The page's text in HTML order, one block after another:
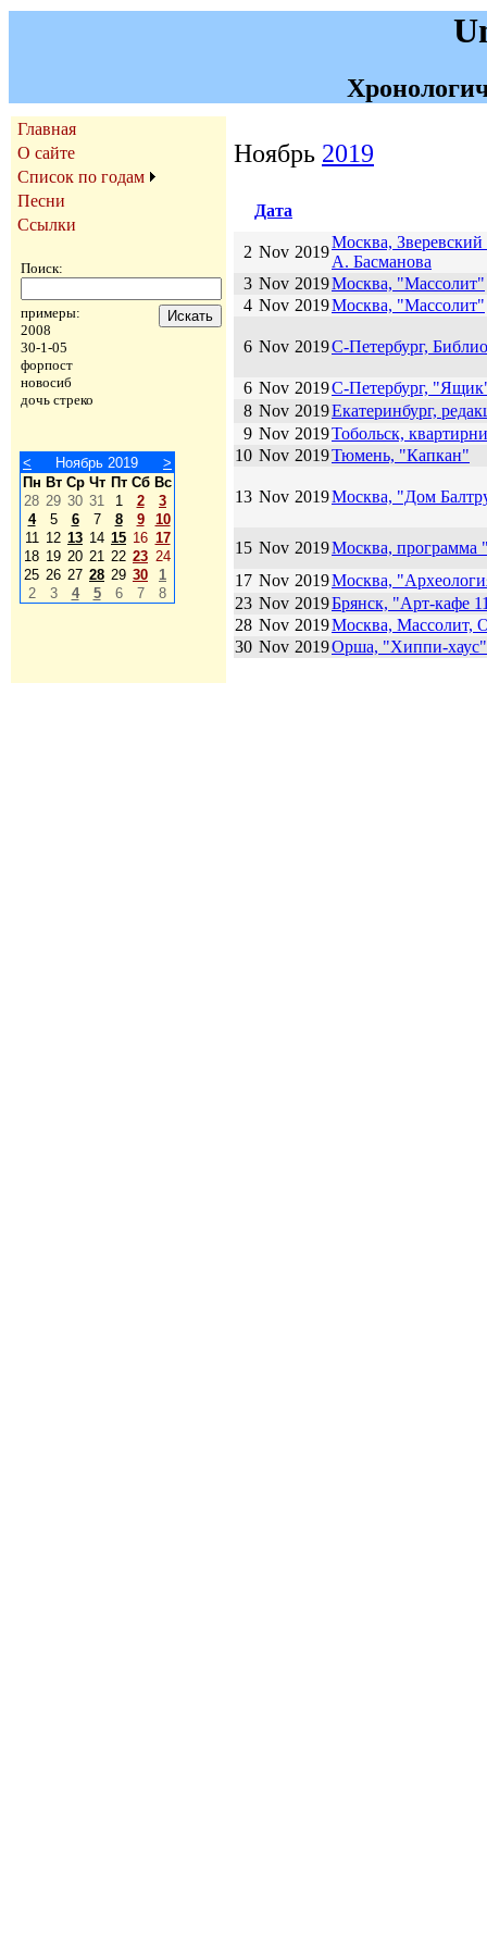
Главная
О сайте
Список по годам
Песни
Ссылки
Поиск:
примеры:
2008
30-1-05
форпост
новосиб
дочь стреко
< Ноябрь 2019
>
Пн Вт Ср Чт Пт Сб Вс
28 29 30 31 1 2
3
4
5 6 7 8 9
10
11 12 13 14 15 16 17
18 19 20 21 22 23 24
25 26 27 28 29 30
1
2
3 4 5 6 7 8
Ноябрь 2019
Дата
2 Nov 2019
Москва,
А. Басманова
3 Nov 2019Москва, "Массолит"
4 Nov 2019Москва, "Массолит"
6 Nov 2019С-Петербург,
6 Nov 2019С-Петербург,
8 Nov 2019Екатеринбург,
9 Nov 2019Тобольск,
10 Nov 2019Тюмень, "Капкан"
13 Nov 2019Москва, "Дом
15 Nov 2019Москва, программа
17 Nov 2019Москва,
23 Nov 2019Брянск, "Арт-кафе
28 Nov 2019Москва, Массолит,
30 Nov 2019Орша, "Хиппи-хаус"